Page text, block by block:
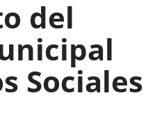
del
Sociales